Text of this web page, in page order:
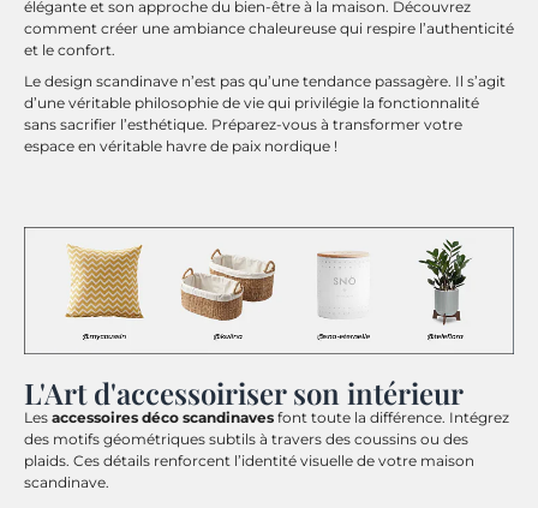
élégante et son approche du bien-être à la maison. Découvrez
comment créer une ambiance chaleureuse qui respire l’authenticité
et le confort.
Le design scandinave n’est pas qu’une tendance passagère. Il s’agit
d’une véritable philosophie de vie qui privilégie la fonctionnalité
sans sacrifier l’esthétique. Préparez-vous à transformer votre
espace en véritable havre de paix nordique !
L'Art d'accessoiriser son intérieur
Les accessoires déco scandinaves font toute la différence. Intégrez
des motifs géométriques subtils à travers des coussins ou des
plaids. Ces détails renforcent l’identité visuelle de votre maison
scandinave.